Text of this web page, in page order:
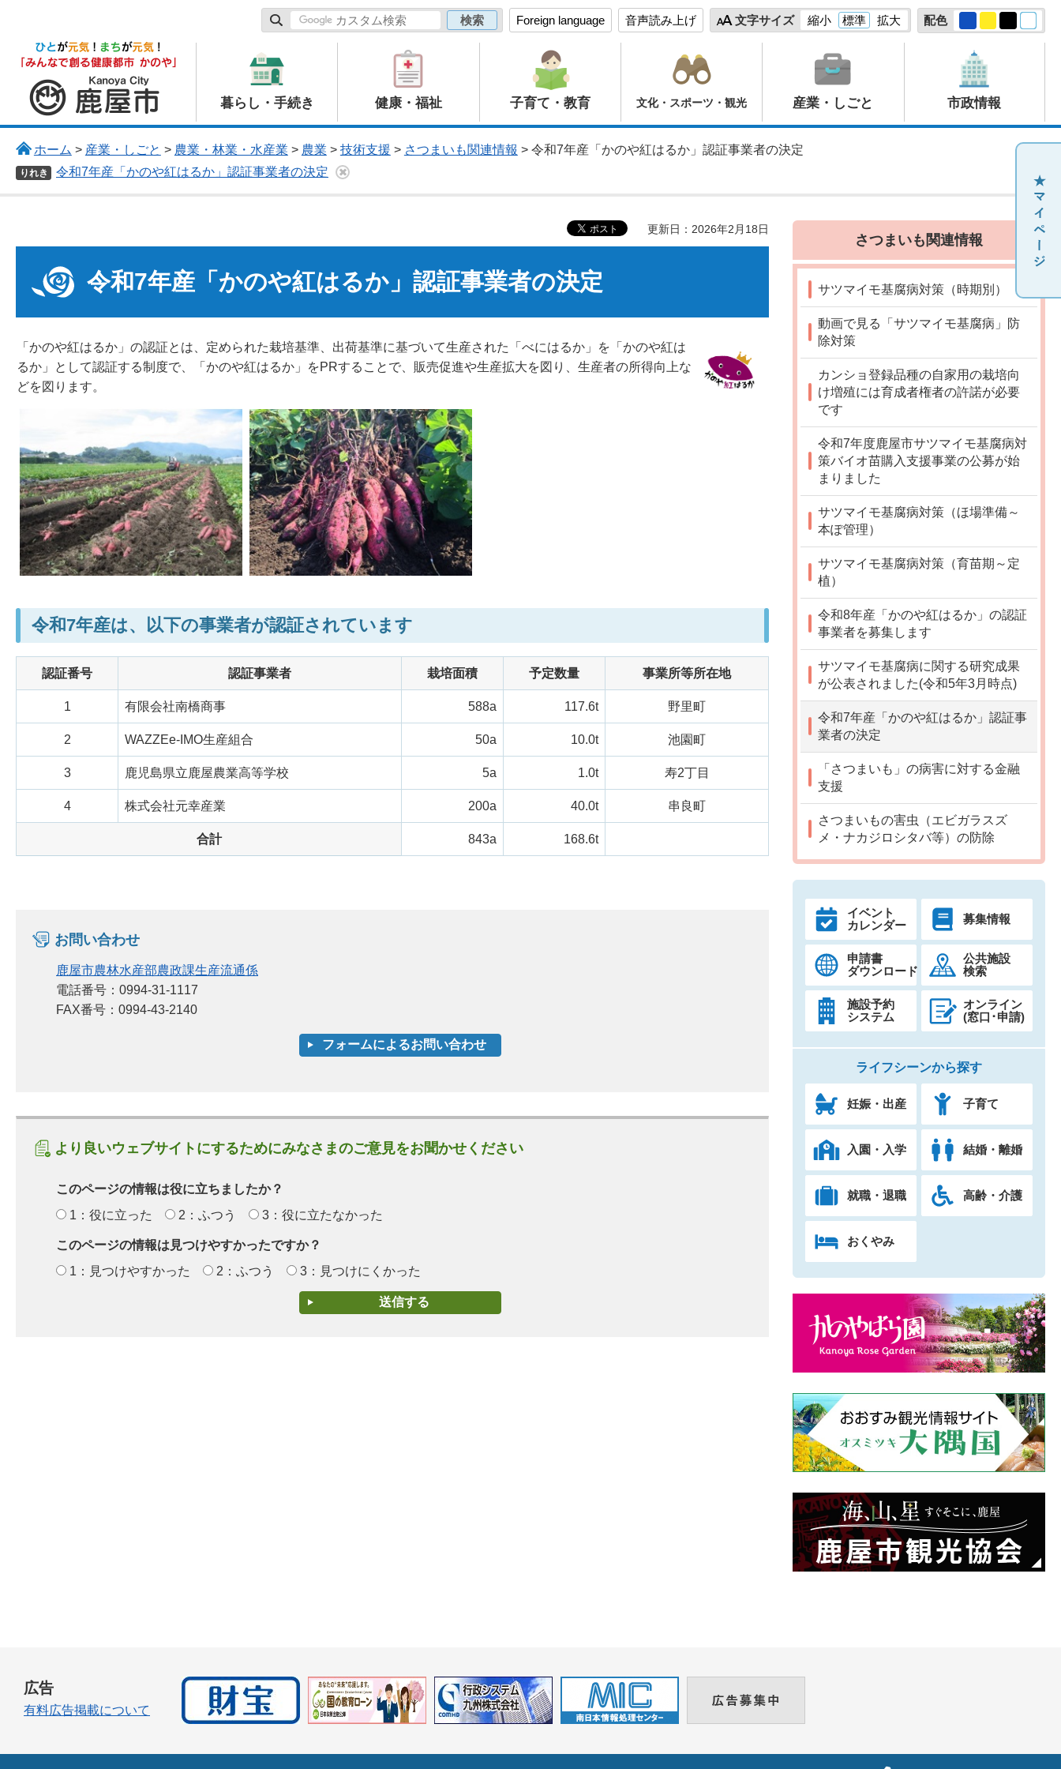
Foreign language 音声読み上げ 文字サイズ 縮小 標準 拡大 配色
鹿屋市
暮らし・手続き 健康・福祉 子育て・教育 文化・スポーツ・観光 産業・しごと 市政情報
ホーム > 産業・しごと > 農業・林業・水産業 > 農業 > 技術支援 > さつまいも関連情報 > 令和7年産「かのや紅はるか」認証事業者の決定
りれき 令和7年産「かのや紅はるか」認証事業者の決定
更新日：2026年2月18日
令和7年産「かのや紅はるか」認証事業者の決定
「かのや紅はるか」の認証とは、定められた栽培基準、出荷基準に基づいて生産された「べにはるか」を「かのや紅は
るか」として認証する制度で、「かのや紅はるか」をPRすることで、販売促進や生産拡大を図り、生産者の所得向上な
どを図ります。
令和7年産は、以下の事業者が認証されています
認証番号 認証事業者 栽培面積 予定数量 事業所等所在地
1 有限会社南橋商事 588a 117.6t 野里町
2 WAZZEe-IMO生産組合 50a 10.0t 池園町
3 鹿児島県立鹿屋農業高等学校 5a 1.0t 寿2丁目
4 株式会社元幸産業 200a 40.0t 串良町
合計 843a 168.6t
お問い合わせ
鹿屋市農林水産部農政課生産流通係
電話番号：0994-31-1117
FAX番号：0994-43-2140
より良いウェブサイトにするためにみなさまのご意見をお聞かせください
このページの情報は役に立ちましたか？
1：役に立った
2：ふつう 3：役に立たなかった
このページの情報は見つけやすかったですか？
1：見つけやすかった
2：ふつう 3：見つけにくかった
さつまいも関連情報
サツマイモ基腐病対策（時期別）
動画で見る「サツマイモ基腐病」防
除対策
カンショ登録品種の自家用の栽培向
け増殖には育成者権者の許諾が必要
です
令和7年度鹿屋市サツマイモ基腐病対
策バイオ苗購入支援事業の公募が始
まりました
サツマイモ基腐病対策（ほ場準備～
本ぽ管理）
サツマイモ基腐病対策（育苗期～定
植）
令和8年産「かのや紅はるか」の認証
事業者を募集します
サツマイモ基腐病に関する研究成果
が公表されました(令和5年3月時点)
令和7年産「かのや紅はるか」認証事
業者の決定
「さつまいも」の病害に対する金融
支援
さつまいもの害虫（エビガラスズ
メ・ナカジロシタバ等）の防除
イベント
カレンダー
募集情報
申請書
ダウンロード
公共施設
検索
施設予約
システム
オンライン
(窓口･申請)
ライフシーンから探す
妊娠・出産 子育て
入園・入学 結婚・離婚
就職・退職 高齢・介護
おくやみ
広告
有料広告掲載について